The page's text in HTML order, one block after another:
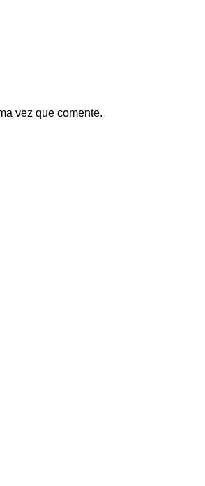
vez que comente.